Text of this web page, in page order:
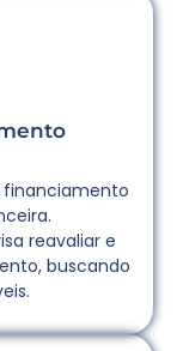
financiamento
reavaliar e
buscando